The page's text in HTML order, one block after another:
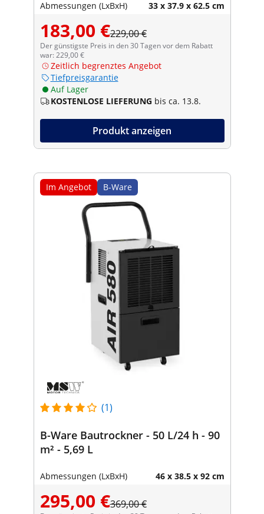
Abmessungen (LxBxH) 33 x 37.9 x 62.5 cm
183,00 €229,00 €
Der günstigste Preis in den 30 Tagen vor dem Rabatt
war: 229,00 €
Zeitlich begrenztes Angebot
Tiefpreisgarantie
Auf Lager
KOSTENLOSE LIEFERUNG bis ca. 13.8.
Produkt anzeigen
Im Angebot B-Ware
(1)
B-Ware Bautrockner - 50 L/24 h - 90
m² - 5,69 L
Abmessungen (LxBxH) 46 x 38.5 x 92 cm
295,00 €369,00 €